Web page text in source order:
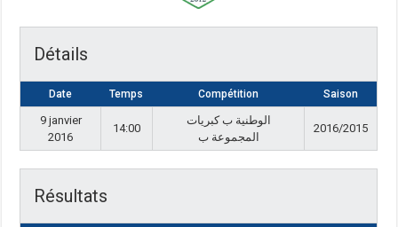
Détails
Date Temps Compétition Saison
9 janvier
2016
14:00
الوطنية ب كبريات
المجموعة ب
2016/2015
Résultats